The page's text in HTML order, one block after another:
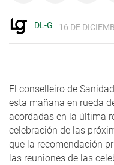
DL-G 16 DE
El conselleiro de
esta mañana en rueda
acordadas en la última
celebración de las
que la recomendación
las reuniones de las